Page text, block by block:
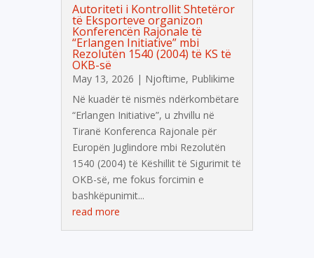
Autoriteti i Kontrollit Shtetëror
të Eksporteve organizon
Konferencën Rajonale të
“Erlangen Initiative” mbi
Rezolutën 1540 (2004) të KS të
OKB-së
May 13, 2026 | Njoftime, Publikime
Në kuadër të nismës ndërkombëtare
“Erlangen Initiative”, u zhvillu në
Tiranë Konferenca Rajonale për
Europën Juglindore mbi Rezolutën
1540 (2004) të Këshillit të Sigurimit të
OKB-së, me fokus forcimin e
bashkëpunimit...
read more